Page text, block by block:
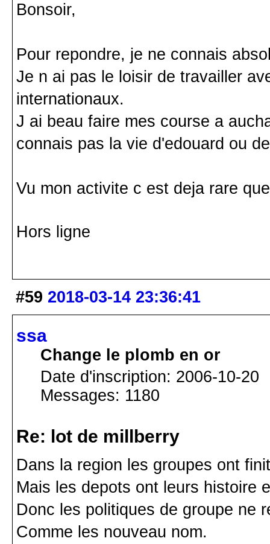
Bonsoir,
Pour repondre, je ne connais
Je n ai pas le loisir de travailler
internationaux.
J ai beau faire mes course a
connais pas la vie d'edouard ou
Vu mon activite c est deja rare
Hors ligne
#59 2018-03-14 23:36:41
ssa
Change le plomb en or
Date d'inscription: 2006-10-20
Messages: 1180
Re: lot de millberry
Dans la region les groupes ont
Mais les depots ont leurs histoire
Donc les politiques de groupe ne
Comme les nouveau nom.